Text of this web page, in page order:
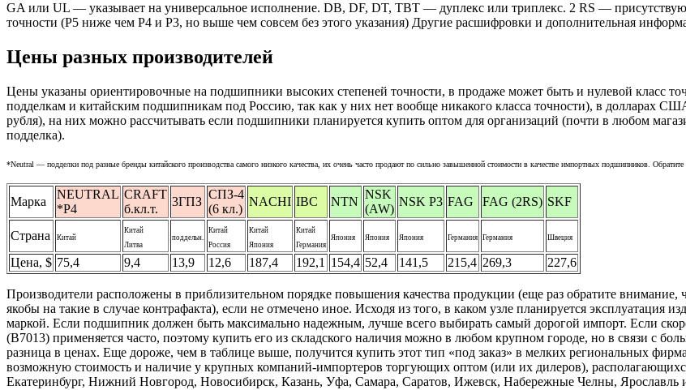
GA или UL — указывает на универсальное исполнение. DB, DF, DT, TBT — дуплекс или триплекс. 2 RS —
точности (P5 ниже чем P4 и Р3, но выше чем совсем без этого указания) Другие расшифровки и дополнительная
Цены разных производителей
Цены указаны ориентировочные на подшипники высоких степеней точности, в продаже может быть и нулевой класс
подделкам и китайским подшипникам под Россию, так как у них нет вообще никакого класса точности), в долларах
рубля), на них можно рассчитывать если подшипники планируется купить оптом для организаций (почти в любом
подделка).
*Neutral — подделки под разные бренды китайского производства самого низкого качества, их очень часто продают по сильно завышенной стоимости в качестве импортных подшипников.
Марка
NEUTRAL
*P4
CRAFT
б.кл.т.
3ГПЗ
СПЗ-4
(6 кл.)
NACHI IBC NTN
NSK
(AW)
NSK P3 FAG FAG (2RS) SKF
Страна Китай
Китай
Литва
поддельн.
Китай
Россия
Китай
Япония
Китай
Германия
Япония Япония Япония Германия Германия Швеция
Цена, $ 75,4 9,4 13,9 12,6 187,4 192,1 154,4 52,4 141,5 215,4 269,3 227,6
Производители расположены в приблизительном порядке повышения качества продукции (еще раз обратите внимание,
якобы на такие в случае контрафакта), если не отмечено иное. Исходя из того, в каком узле планируется эксплуатация
маркой. Если подшипник должен быть максимально надежным, лучше всего выбирать самый дорогой импорт. Если
(B7013) применяется часто, поэтому купить его из складского наличия можно в любом крупном городе, но в связи с
разница в ценах. Еще дороже, чем в таблице выше, получится купить этот тип «под заказ» в мелких региональных
возможную стоимость и наличие у крупных компаний-импортеров торгующих оптом (или их дилеров),
Екатеринбург, Нижний Новгород, Новосибирск, Казань, Уфа, Самара, Саратов, Ижевск, Набережные Челны, Ярославль